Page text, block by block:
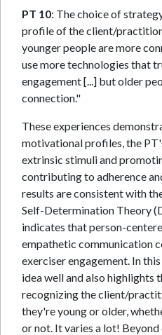
PT 10: The choice of
profile of the client/
younger people are more
use more technologies that
engagement [...] but older
connection."
These experiences
motivational profiles, the
extrinsic stimuli and
contributing to adherence
results are consistent with
Self-Determination Theory
indicates that person-
empathetic communication
exerciser engagement. In
idea well and also highlights
recognizing the client/
they're young or older,
or not. It varies a lot!